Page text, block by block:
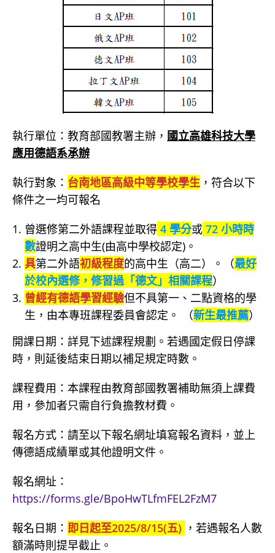
執行單位：教育部國教署主辦， 國立高雄科技大學
應用德語系承辦
執行對象： 台南地區高級中等學校學生 ，符合以下
條件之一均可報名
曾選修第二外語課程並取得 4 學分或 72 小時時
數證明之高中生(由高中學校認定)。
具第二外語初級程度的高中生（高二）。（最好
於校內選修，修習過「德文」相關課程）
曾經有德語學習經驗但不具第一、二點資格的學
生，由本專班課程委員會認定。 （新生最推薦）
開課日期：詳見下述課程規劃。若遇國定假日停課
時，則延後結束日期以補足規定時數。
課程費用：本課程由教育部國教署補助無須上課費
用，參加者只需自行負擔教材費。
報名方式：請至以下報名網址填寫報名資料，並上
傳德語成績單或其他證明文件。
報名網址：
https://forms.gle/BpoHwTLfmFEL2FzM7
報名日期： 即日起至2025/8/15(五) ，若遇報名人數
額滿時則提早截止。